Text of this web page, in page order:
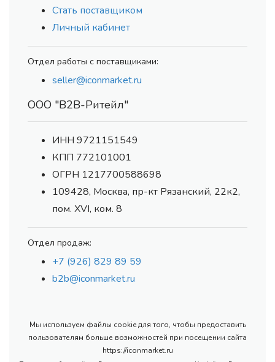
Стать поставщиком
Личный кабинет
Отдел работы с поставщиками:
seller@iconmarket.ru
ООО "В2В-Ритейл"
ИНН 9721151549
КПП 772101001
ОГРН 1217700588698
109428, Москва, пр-кт Рязанский, 22к2,
пом. XVI, ком. 8
Отдел продаж:
+7 (926) 829 89 59
b2b@iconmarket.ru
Мы используем файлы cookie для того, чтобы предоставить
пользователям больше возможностей при посещении сайта
https://iconmarket.ru